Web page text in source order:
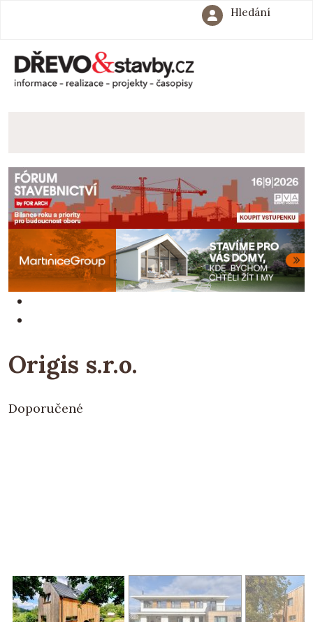
Hledání
Origis s.r.o.
Doporučené